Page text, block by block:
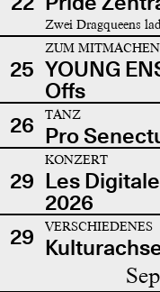
Zwei Dragqueens
25
ZUM MITMACHEN
YOUNG
Offs
26
TANZ
Pro
29
KONZERT
Les
2026
29 VERSCHIEDENES